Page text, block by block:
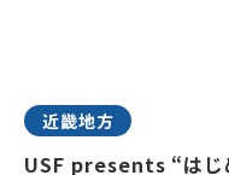
近畿地方
USF presents “はじ